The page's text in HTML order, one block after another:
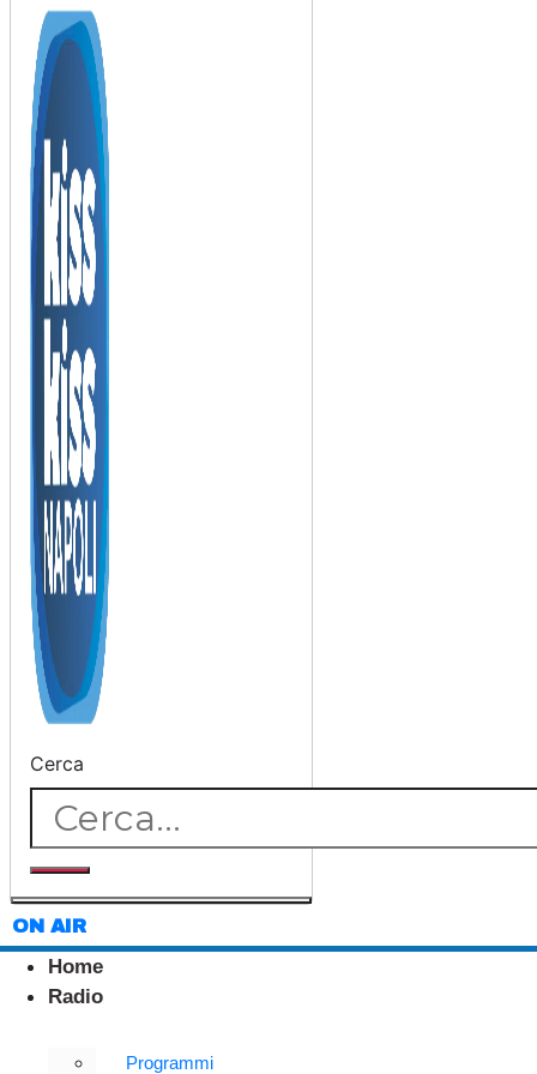
Cerca
ON AIR
Home
Radio
Programmi